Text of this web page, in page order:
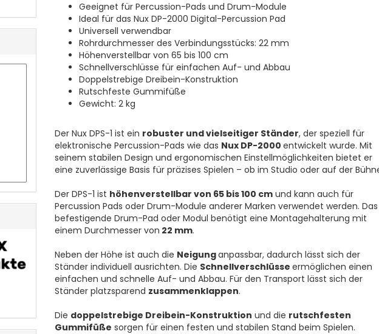
Geeignet für Percussion-Pads und Drum-Module
Ideal für das Nux DP-2000 Digital-Percussion Pad
Universell verwendbar
Rohrdurchmesser des Verbindungsstücks: 22 mm
Höhenverstellbar von 65 bis 100 cm
Schnellverschlüsse für einfachen Auf- und Abbau
Doppelstrebige Dreibein-Konstruktion
Rutschfeste Gummifüße
Gewicht: 2 kg
Der Nux DPS-1 ist ein robuster und vielseitiger Ständer, der speziell für
elektronische Percussion-Pads wie das Nux DP-2000 entwickelt wurde. Mit
seinem stabilen Design und ergonomischen Einstellmöglichkeiten bietet er
eine zuverlässige Basis für präzises Spielen – ob im Studio oder auf der
Der DPS-1 ist höhenverstellbar von 65 bis 100 cmund kann auch für
Percussion Pads oder Drum-Module anderer Marken verwendet werden. Das
befestigende Drum-Pad oder Modul benötigt eine Montagehalterung mit
einem Durchmesser von 22 mm.
Neben der Höhe ist auch die Neigunganpassbar, dadurch lässt sich der
Ständer individuell ausrichten. Die Schnellverschlüsse ermöglichen einen
einfachen und schnelle Auf- und Abbau. Für den Transport lässt sich der
Ständer platzsparend zusammenklappen.
Die doppelstrebige Dreibein-Konstruktion und die rutschfesten
Gummifüße sorgen für einen festen und stabilen Stand beim Spielen.